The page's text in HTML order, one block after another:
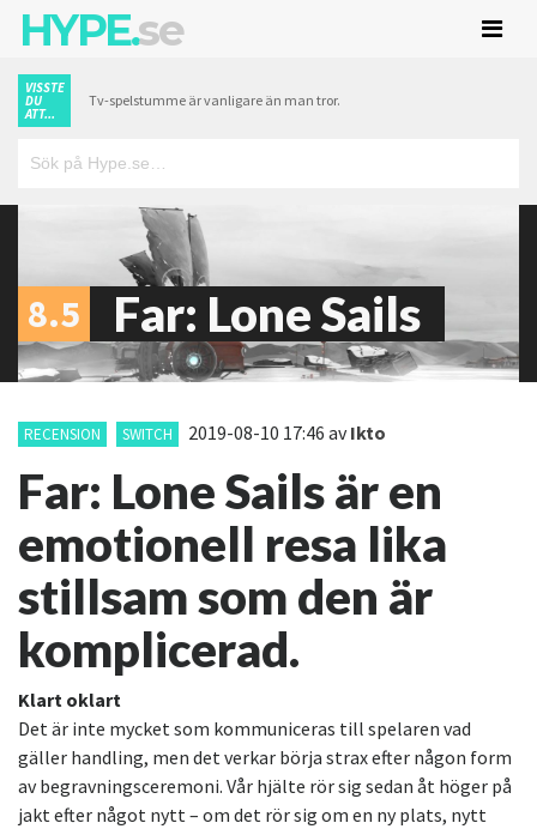
HYPE.se
VISSTE
DU
ATT...
Tv-spelstumme är vanligare än man tror.
8.5 Far: Lone Sails
RECENSION SWITCH 2019-08-10 17:46 avIkto
Far: Lone Sails är en
emotionell resa lika
stillsam som den är
komplicerad.
Klart oklart
Det är inte mycket som kommuniceras till spelaren vad
gäller handling, men det verkar börja strax efter någon form
av begravningsceremoni. Vår hjälte rör sig sedan åt höger på
jakt efter något nytt – om det rör sig om en ny plats, nytt